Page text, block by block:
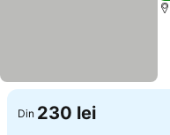
Din 230 lei